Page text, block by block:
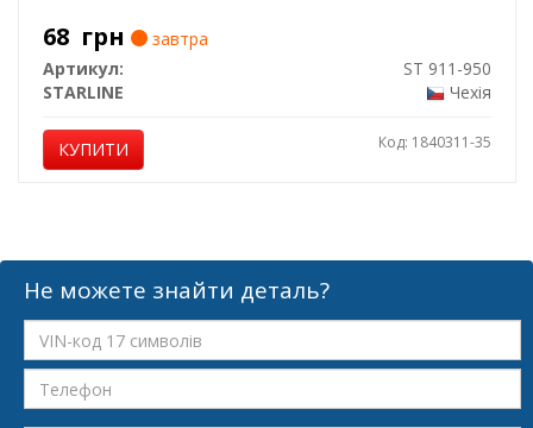
68 грн
завтра
Артикул:
ST 911-950
STARLINE
Чехія
КУПИТИ Код: 1840311-35
Не можете знайти деталь?